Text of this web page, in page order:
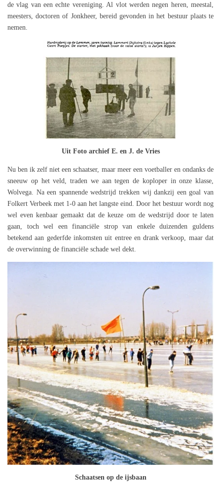
de vlag van een echte vereniging. Al vlot werden negen heren, meestal,
meesters, doctoren of Jonkheer, bereid gevonden in het bestuur plaats te
nemen.
Uit Foto archief E. en J. de Vries
Nu ben ik zelf niet een schaatser, maar meer een voetballer en ondanks de
sneeuw op het veld, traden we aan tegen de koploper in onze klasse,
Wolvega. Na een spannende wedstrijd trekken wij dankzij een goal van
Folkert Verbeek met 1-0 aan het langste eind. Door het bestuur wordt nog
wel even kenbaar gemaakt dat de keuze om de wedstrijd door te laten
gaan, toch wel een financiële strop van enkele duizenden guldens
betekend aan gederfde inkomsten uit entree en drank verkoop, maar dat
de overwinning de financiële schade wel dekt.
Schaatsen op de ijsbaan